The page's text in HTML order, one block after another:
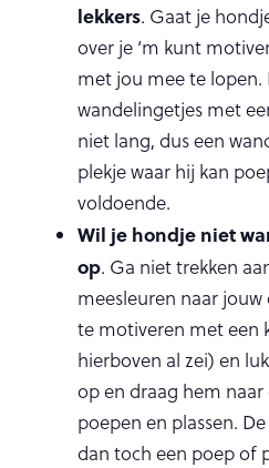
lekkers. Gaat je
over je ‘m kunt
met jou mee te lopen.
wandelingetjes met
niet lang, dus een
plekje waar hij kan
voldoende.
Wil je hondje niet
op. Ga niet trekken
meesleuren naar
te motiveren met een
hierboven al zei) en
op en draag hem naar
poepen en plassen.
dan toch een poep of